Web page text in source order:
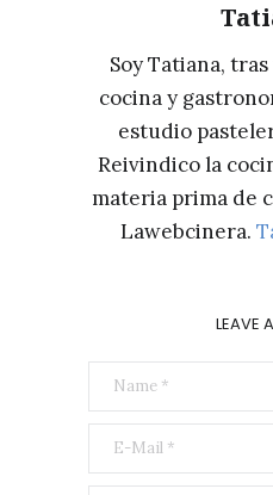
Soy Tatiana,
cocina y
estudio
Reivindico la
materia prima de
Lawebcinera.
LEAVE